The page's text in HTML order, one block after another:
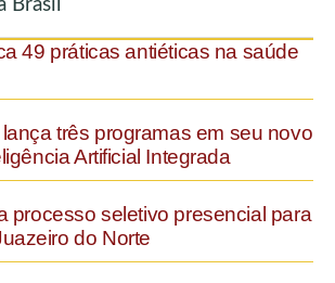
Brasil
49 práticas antiéticas na saúde
três programas em seu novo
Artificial Integrada
processo seletivo presencial para
do Norte